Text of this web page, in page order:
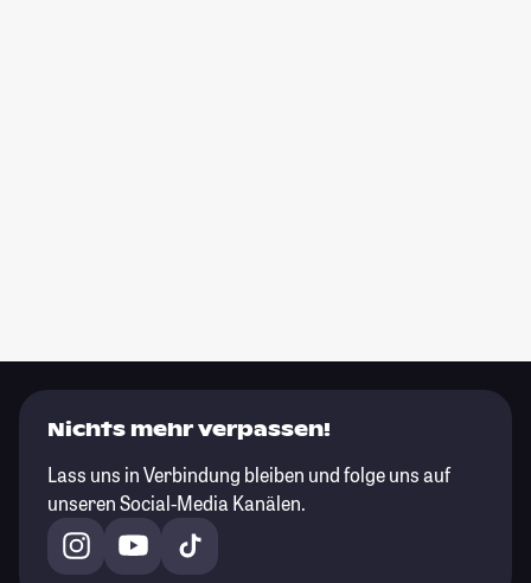
Nichts mehr verpassen!
Lass uns in Verbindung bleiben und folge uns auf
unseren Social-Media Kanälen.